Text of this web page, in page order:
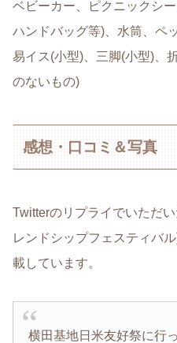
ベビーカー、ピクニックシ
ハンドバッグ等)、水筒、ペ
易イス(小型)、三脚(小型)、
のないもの)
感想・口コミ＆写真
Twitterのリプライでいただ
レンドシップフェスティバ
載しています。
横田基地日米友好祭に行